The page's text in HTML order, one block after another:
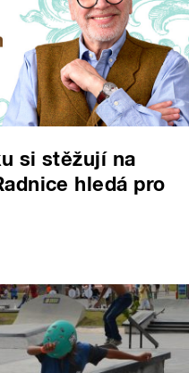
si stěžují na
hledá pro